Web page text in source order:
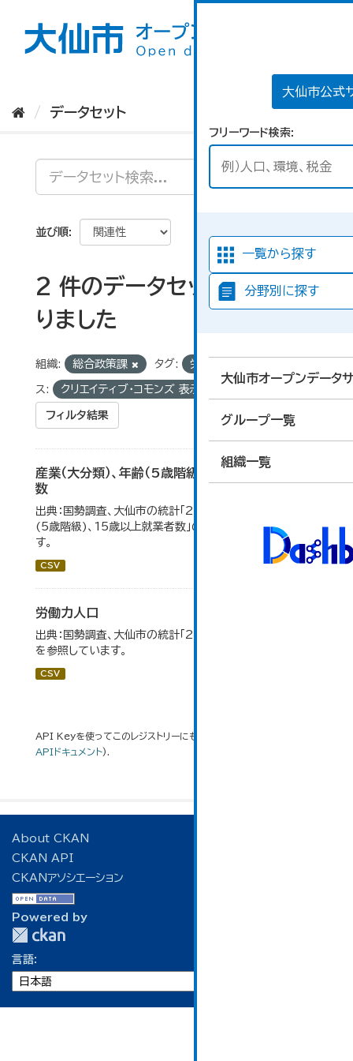
大仙市公式
フリーワード検索
一覧から探す
分野別に探す
大仙市オープンデータ
グループ一覧
組織一覧
データセット
並び順
2 件のデータセットが見つか
りました
組織: 総合政策課 タグ: 労働力人口
ス: クリエイティブ・コモンズ 表示
フィルタ結果
産業（大分類）、年齢（5歳階級）、15歳以上就業者
数
出典：国勢調査、大仙市の統計「2-7 産業(大分類)、年齢
(5歳階級)、15歳以上就業者数」のデータを参照していま
す。
CSV
労働力人口
出典：国勢調査、大仙市の統計「2-6 労働力人口」のデータ
を参照しています。
CSV
API Keyを使ってこのレジストリーにもアクセス可能です
APIドキュメント).
About CKAN
CKAN API
CKANアソシエーション
Powered by
言語